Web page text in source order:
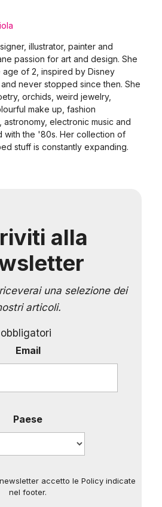
illustrator, painter and
passion for art and design. She
of 2, inspired by Disney
never stopped since then. She
orchids, weird jewelry,
make up, fashion
electronic music and
with the '80s. Her collection of
stuff is constantly expanding.
alla
una selezione dei
articoli.
Email
Paese
*
accetto le Policy indicate
nel footer.